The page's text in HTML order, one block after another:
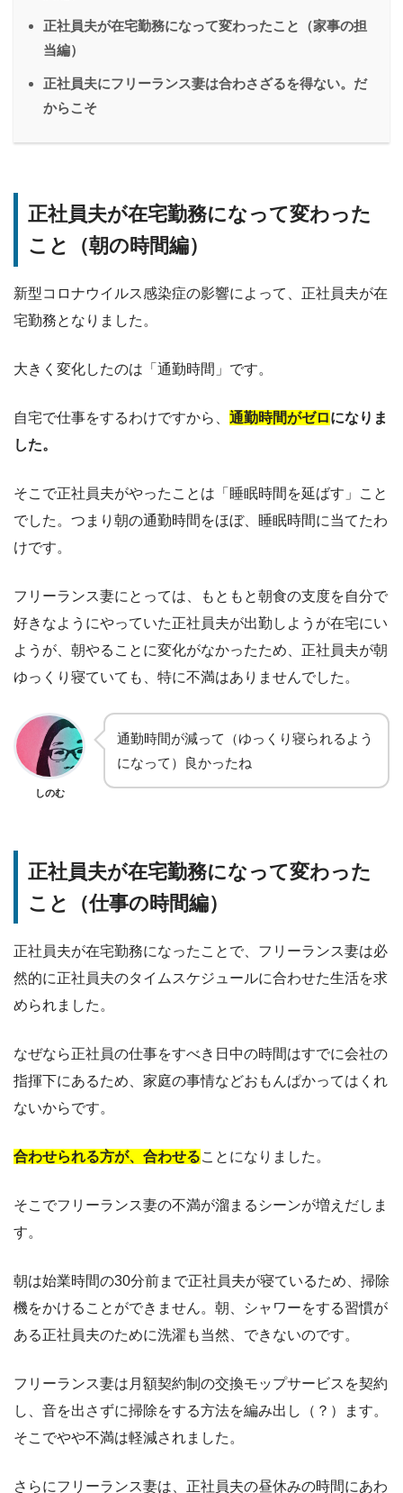
正社員夫が在宅勤務になって変わったこと（家事の担
当編）
正社員夫にフリーランス妻は合わさざるを得ない。だ
からこそ
正社員夫が在宅勤務になって変わった
こと（朝の時間編）
新型コロナウイルス感染症の影響によって、正社員夫が在
宅勤務となりました。
大きく変化したのは「通勤時間」です。
自宅で仕事をするわけですから、 通勤時間がゼロになりま
した。
そこで正社員夫がやったことは「睡眠時間を延ばす」こと
でした。つまり朝の通勤時間をほぼ、睡眠時間に当てたわ
けです。
フリーランス妻にとっては、もともと朝食の支度を自分で
好きなようにやっていた正社員夫が出勤しようが在宅にい
ようが、朝やることに変化がなかったため、正社員夫が朝
ゆっくり寝ていても、特に不満はありませんでした。
しのむ
通勤時間が減って（ゆっくり寝られるよう
になって）良かったね
正社員夫が在宅勤務になって変わった
こと（仕事の時間編）
正社員夫が在宅勤務になったことで、フリーランス妻は必
然的に正社員夫のタイムスケジュールに合わせた生活を求
められました。
なぜなら正社員の仕事をすべき日中の時間はすでに会社の
指揮下にあるため、家庭の事情などおもんぱかってはくれ
ないからです。
合わせられる方が、合わせることになりました。
そこでフリーランス妻の不満が溜まるシーンが増えだしま
す。
朝は始業時間の30分前まで正社員夫が寝ているため、掃除
機をかけることができません。朝、シャワーをする習慣が
ある正社員夫のために洗濯も当然、できないのです。
フリーランス妻は月額契約制の交換モップサービスを契約
し、音を出さずに掃除をする方法を編み出し（？）ます。
そこでやや不満は軽減されました。
さらにフリーランス妻は、正社員夫の昼休みの時間にあわ